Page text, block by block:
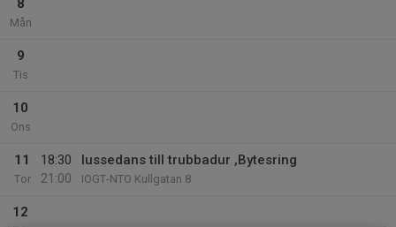
8
Mån
9
Tis
10
Ons
11
Tor
18:30
21:00
lussedans till trubbadur ,Bytesring
IOGT-NTO Kullgatan 8
12